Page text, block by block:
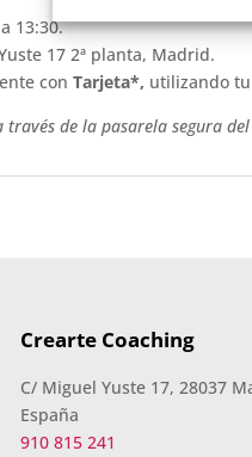
13:30.
17 2ª planta, Madrid.
conTarjeta*, utilizando
de la pasarela segura
Crearte Coaching
C/ Miguel Yuste 17, 28037
España
910 815 241